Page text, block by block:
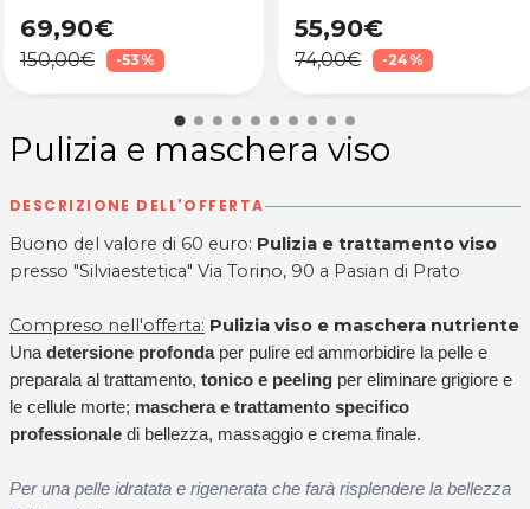
69,90€
150,00€ -53%
55,90€
74,00€ -24%
Pulizia e maschera viso
DESCRIZIONE DELL'OFFERTA
Buono del valore di 60 euro: Pulizia e trattamento viso
presso "Silviaestetica" Via Torino, 90 a Pasian di Prato
Compreso nell'offerta: Pulizia viso e maschera nutriente
Una detersione profondaper pulire ed ammorbidire la pelle e
preparala al trattamento, tonico e peeling per eliminare grigiore e
le cellule morte; maschera e trattamento specifico
professionale di bellezza, massaggio e crema finale.
Per una pelle idratata e rigenerata che farà risplendere la bellezza